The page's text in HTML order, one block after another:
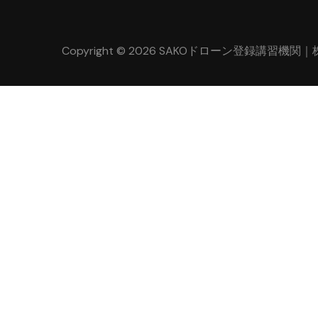
Copyright © 2026 SAKOドローン登録講習機関｜